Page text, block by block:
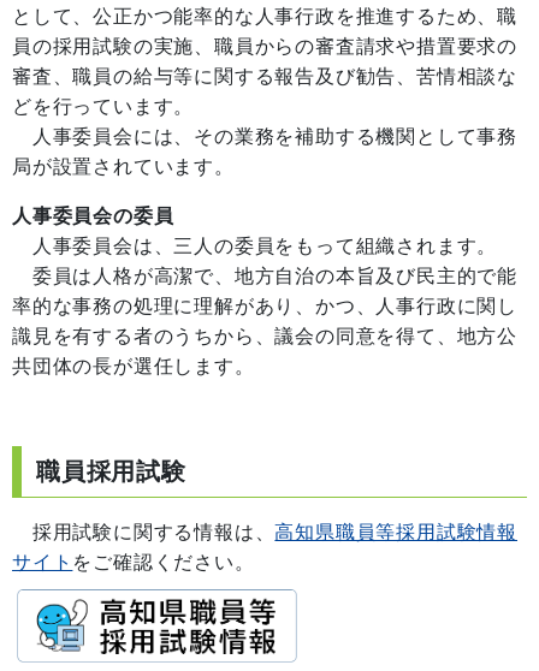
として、公正かつ能率的な人事行政を推進するため、職
員の採用試験の実施、職員からの審査請求や措置要求の
審査、職員の給与等に関する報告及び勧告、苦情相談な
どを行っています。
人事委員会には、その業務を補助する機関として事務
局が設置されています。
人事委員会の委員
人事委員会は、三人の委員をもって組織されます。
委員は人格が高潔で、地方自治の本旨及び民主的で能
率的な事務の処理に理解があり、かつ、人事行政に関し
識見を有する者のうちから、議会の同意を得て、地方公
共団体の長が選任します。
職員採用試験
採用試験に関する情報は、高知県職員等採用試験情報
サイト をご確認ください。